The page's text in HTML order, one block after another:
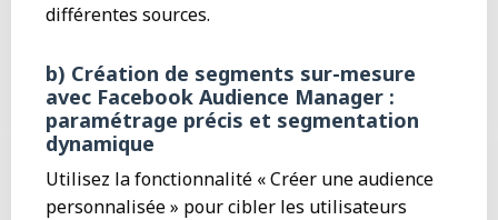
différentes sources.
b) Création de segments sur-mesure
avec Facebook Audience Manager :
paramétrage précis et segmentation
dynamique
Utilisez la fonctionnalité « Créer une audience
personnalisée » pour cibler les utilisateurs